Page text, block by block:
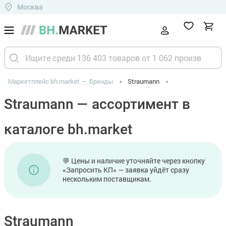
Москва
Маркетплейс bh.market Бренды Straumann
Straumann — ассортимент в
каталоге bh.market
💬 Цены и наличие уточняйте через кнопку
«Запросить КП» — заявка уйдёт сразу
нескольким поставщикам.
Straumann